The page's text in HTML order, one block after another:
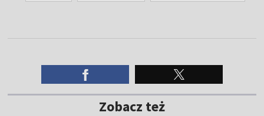
Zobacz też